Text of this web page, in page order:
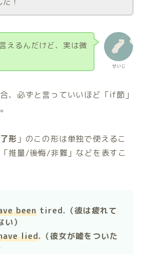
せいじ
えるんだけど、実は微
、必ずと言っていいほど「if節」
形 」のこの形は単独で使えるこ
推量/後悔/非難」などを表すこ
been tired.（彼は疲れて
）
lied.（彼女が嘘をついた